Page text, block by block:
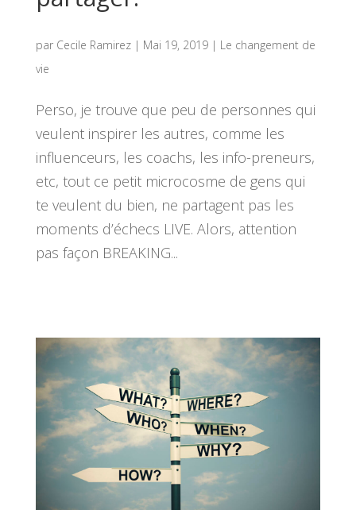
par Cecile Ramirez| Mai 19, 2019| Le changement de
vie
Perso, je trouve que peu de personnes qui
veulent inspirer les autres, comme les
influenceurs, les coachs, les info-preneurs,
etc, tout ce petit microcosme de gens qui
te veulent du bien, ne partagent pas les
moments d’échecs LIVE. Alors, attention
pas façon BREAKING...